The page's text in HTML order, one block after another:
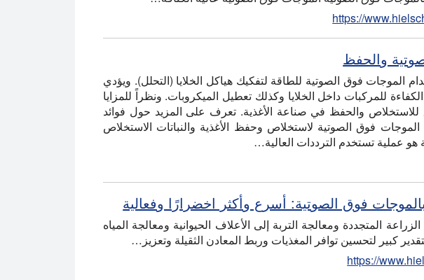
https://
والحفظ
فوق الصوتية للطاقة لتفكيك هياكل الخلايا (التحلل). ويؤدي
للمركبات داخل الخلايا وكذلك تعطيل الميكروبات. ونظراً للمزايا
والحفظ في صناعة الأغذية. تعرف على المزيد حول فوائد
فوق الصوتية لاستخلاص وحفظ الأغذية والنباتات الاستخلاص
عملية تستخدم الترددات العالية…
فوق الصوتية: أسرع وأكثر اخضرارًا وفعالية
المتجددة ومعالجة التربة إلى الأعلاف الحيوانية ومعالجة المياه
كبير لتحسين توافر المغذيات وربط المعادن الثقيلة وتعزيز…
https://